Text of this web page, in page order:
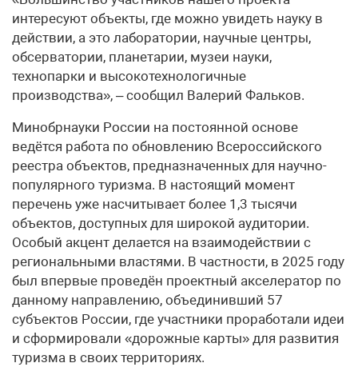
интересуют объекты, где можно увидеть науку в
действии, а это лаборатории, научные центры,
обсерватории, планетарии, музеи науки,
технопарки и высокотехнологичные
производства», – сообщил Валерий Фальков.
Минобрнауки России на постоянной основе
ведётся работа по обновлению Всероссийского
реестра объектов, предназначенных для научно-
популярного туризма. В настоящий момент
перечень уже насчитывает более 1,3 тысячи
объектов, доступных для широкой аудитории.
Особый акцент делается на взаимодействии с
региональными властями. В частности, в 2025 году
был впервые проведён проектный акселератор по
данному направлению, объединивший 57
субъектов России, где участники проработали идеи
и сформировали «дорожные карты» для развития
туризма в своих территориях.